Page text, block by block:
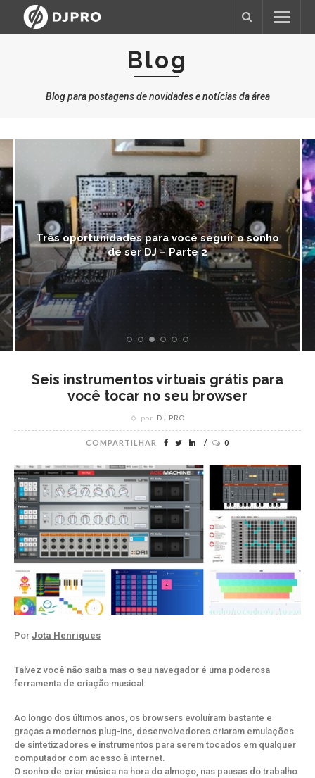
Blog
Blog para postagens de novidades e notícias da área
Três oportunidades para você seguir o sonho
de ser DJ – Parte 1
Seis instrumentos virtuais grátis para
você tocar no seu browser
por DJ PRO
COMPARTILHAR 0
Por Jota Henriques
Talvez você não saiba mas o seu navegador é uma poderosa
ferramenta de criação musical.
Ao longo dos últimos anos, os browsers evoluíram bastante e
graças a modernos plug-ins, desenvolvedores criaram emulações
de sintetizadores e instrumentos para serem tocados em qualquer
computador com acesso à internet.
O sonho de criar música na hora do almoço, nas pausas do trabalho